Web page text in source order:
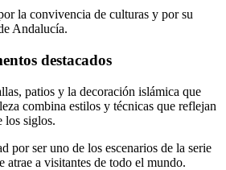
la convivencia de culturas y por su
Andalucía.
destacados
patios y la decoración islámica que
combina estilos y técnicas que reflejan
los siglos.
por ser uno de los escenarios de la serie
atrae a visitantes de todo el mundo.